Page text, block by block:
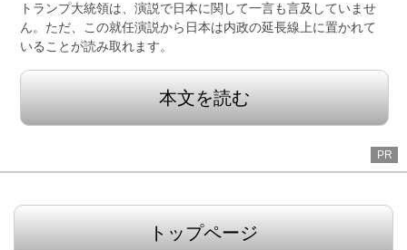
トランプ大統領は、演説で日本に関して一言も言及していませ
ん。ただ、この就任演説から日本は内政の延長線上に置かれて
いることが読み取れます。
本文を読む
PR
トップページ